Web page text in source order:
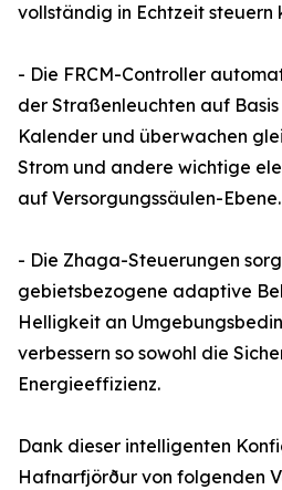
vollständig in Echtzeit steuern
- Die FRCM-Controller
der Straßenleuchten auf
Kalender und überwachen
Strom und andere wichtige
auf Versorgungssäulen-Ebene.
- Die Zhaga-Steuerungen
gebietsbezogene adaptive
Helligkeit an
verbessern so sowohl die
Energieeffizienz.
Dank dieser intelligenten
Hafnarfjörður von folgenden